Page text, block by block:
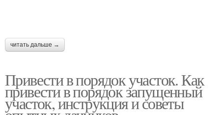
читать дальше →
Привести в порядок участок. Как
привести в порядок запущенный
участок, инструкция и советы